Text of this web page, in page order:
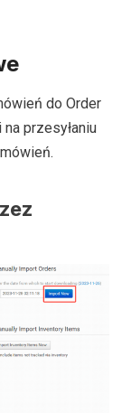
do Order
przesyłaniu